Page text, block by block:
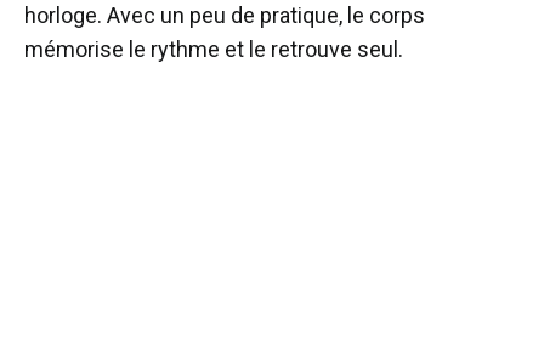
horloge. Avec un peu de pratique, le corps
mémorise le rythme et le retrouve seul.